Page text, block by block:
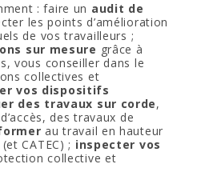
: faire un audit de
les points d’amélioration
de vos travailleurs ;
sur mesure grâce à
vous conseiller dans le
collectives et
vos dispositifs
des travaux sur corde,
des travaux de
au travail en hauteur
CATEC) ; inspecter vos
collective et